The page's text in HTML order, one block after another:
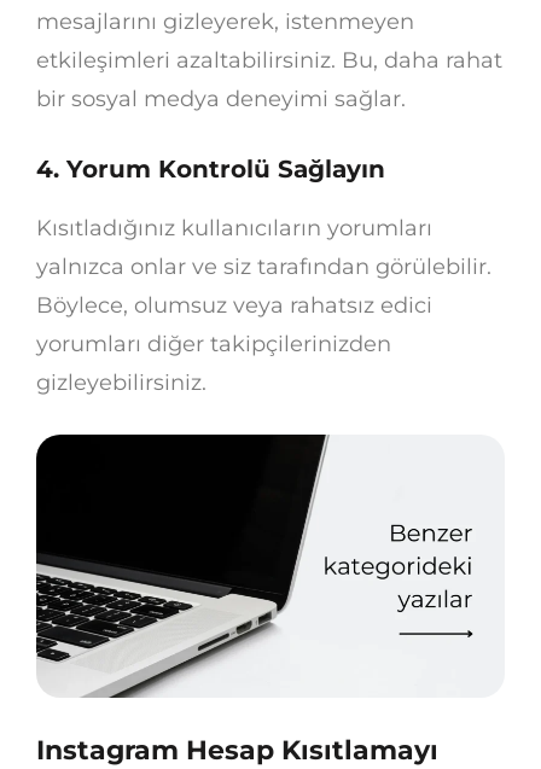
mesajlarını gizleyerek, istenmeyen
etkileşimleri azaltabilirsiniz. Bu, daha rahat
bir sosyal medya deneyimi sağlar.
4. Yorum Kontrolü Sağlayın
Kısıtladığınız kullanıcıların yorumları
yalnızca onlar ve siz tarafından görülebilir.
Böylece, olumsuz veya rahatsız edici
yorumları diğer takipçilerinizden
gizleyebilirsiniz.
Instagram Hesap Kısıtlamayı